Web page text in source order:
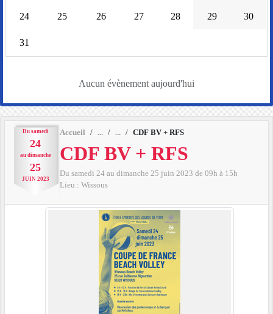
Du samedi
24
au dimanche
25
JUIN 2023
Accueil CDF BV + RFS
CDF BV + RFS
Du samedi 24 au dimanche 25 juin 2023 de 09h à 15h
Lieu : Wissous
24 25 26 27 28 29 30
31
Aucun évènement aujourd'hui